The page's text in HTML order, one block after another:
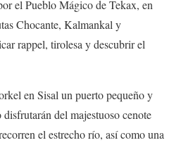
el Pueblo Mágico de Tekax, en
Chocante, Kalmankal y
rappel, tirolesa y descubrir el
en Sisal un puerto pequeño y
del majestuoso cenote
el estrecho río, así como una